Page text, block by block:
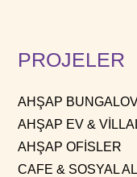
PROJELER
AHŞAP
AHŞAP EV &
AHŞAP OFİSLER
CAFE & SOSYAL